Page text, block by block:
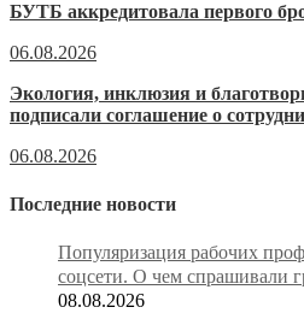
БУТБ аккредитовала первого
06.08.2026
Экология, инклюзия и
подписали соглашение о
06.08.2026
Последние новости
Популяризация рабочих
соцсети. О чем спрашивали
08.08.2026